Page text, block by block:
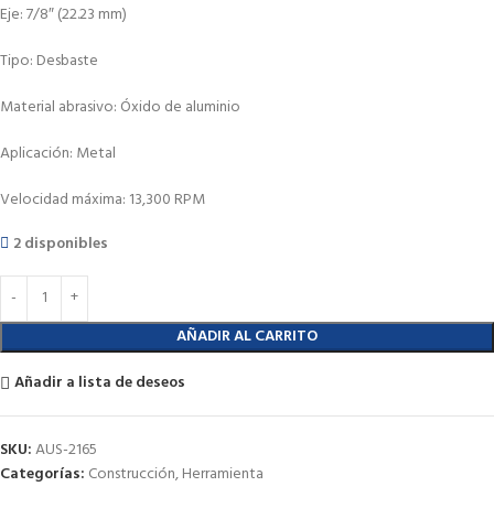
Eje: 7/8″ (22.23 mm)
Tipo: Desbaste
Material abrasivo: Óxido de aluminio
Aplicación: Metal
Velocidad máxima: 13,300 RPM
2 disponibles
AÑADIR AL CARRITO
Añadir a lista de deseos
SKU:AUS-2165
Categorías: Construcción,Herramienta